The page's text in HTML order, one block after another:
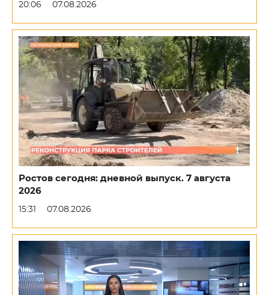
20:06 07.08.2026
Ростов сегодня: дневной выпуск. 7 августа
2026
15:31 07.08.2026